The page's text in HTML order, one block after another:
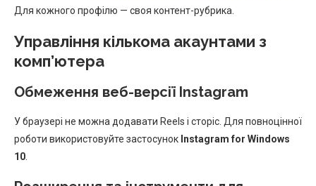
Для кожного профілю — своя контент-рубрика.
Управління кількома акаунтами з
комп’ютера
Обмеження веб-версії Instagram
У браузері не можна додавати Reels і сторіс. Для повноцінної
роботи використовуйте застосунок Instagram for Windows
10